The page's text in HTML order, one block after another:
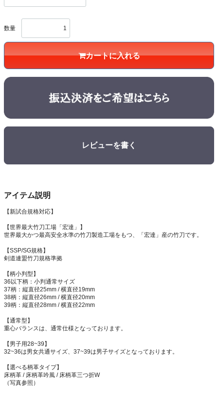
数量
カートに入れる
レビューを書く
アイテム説明
【新試合規格対応】
【世界最大竹刀工場「宏達」】
世界最大かつ最高安全水準の竹刀製造工場をもつ、「宏達」産の竹刀です。
【SSP/SG規格】
剣道連盟竹刀規格準拠
【柄小判型】
36以下柄：小判通常サイズ
37柄：縦直径25mm / 横直径19mm
38柄：縦直径26mm / 横直径20mm
39柄：縦直径28mm / 横直径22mm
【通常型】
重心バランスは、通常仕様となっております。
【男子用28~39】
32~36は男女共通サイズ、37~39は男子サイズとなっております。
【選べる柄革タイプ】
床柄革 / 床柄革吟風 / 床柄革三つ折W
（写真参照）